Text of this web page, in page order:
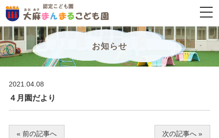
お知らせ
2021.04.08
４月園だより
« 前の記事へ 次の記事へ »